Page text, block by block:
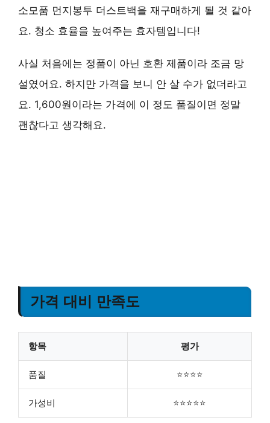
소모품 먼지봉투 더스트백을 재구매하게 될 것 같아
요. 청소 효율을 높여주는 효자템입니다!
사실 처음에는 정품이 아닌 호환 제품이라 조금 망
설였어요. 하지만 가격을 보니 안 살 수가 없더라고
요. 1,600원이라는 가격에 이 정도 품질이면 정말
괜찮다고 생각해요.
가격 대비 만족도
항목 평가
품질 ⭐⭐⭐⭐
가성비 ⭐⭐⭐⭐⭐